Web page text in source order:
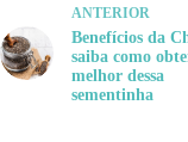
ANTERIOR
Benefícios da
saiba como
melhor dessa
sementinha